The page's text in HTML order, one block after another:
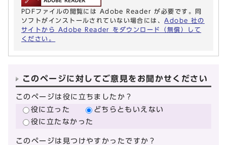
PDFファイルの閲覧には Adobe Reader が必要です。同
ソフトがインストールされていない場合には、 Adobe 社の
サイトから Adobe Reader をダウンロード（無償）して
ください。
このページに対してご意見をお聞かせください
このページは役に立ちましたか？
役に立った
どちらともいえない
役に立たなかった
このページは見つけやすかったですか？